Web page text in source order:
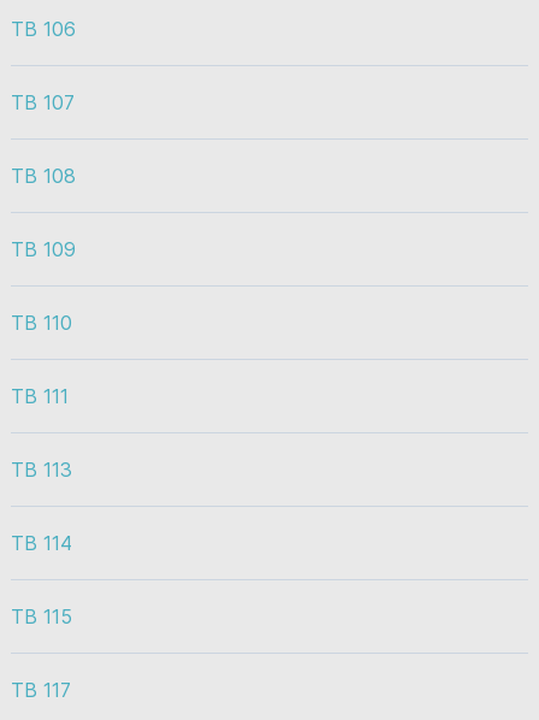
TB 106
TB 107
TB 108
TB 109
TB 110
TB 111
TB 113
TB 114
TB 115
TB 117